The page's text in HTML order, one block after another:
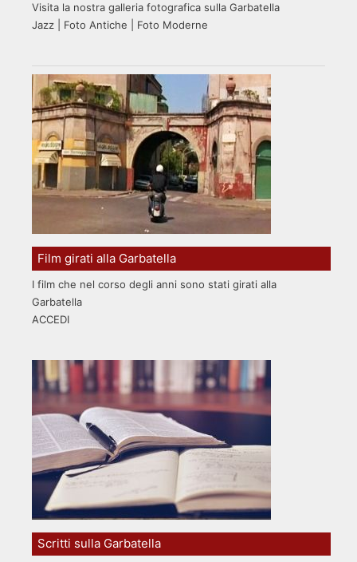
Visita la nostra galleria fotografica sulla Garbatella
Jazz | Foto Antiche | Foto Moderne
Film girati alla Garbatella
I film che nel corso degli anni sono stati girati alla
Garbatella
ACCEDI
Scritti sulla Garbatella